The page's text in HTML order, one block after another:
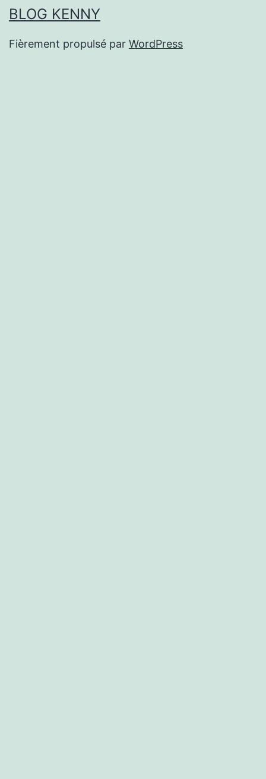
BLOG KENNY
Fièrement propulsé par WordPress